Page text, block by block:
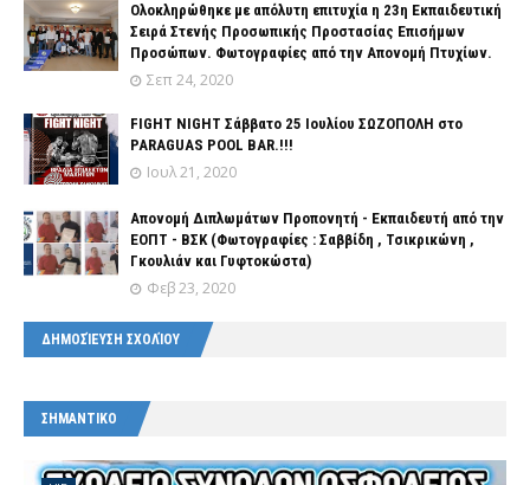
Ολοκληρώθηκε με απόλυτη επιτυχία η 23η Εκπαιδευτική
Σειρά Στενής Προσωπικής Προστασίας Επισήμων
Προσώπων. Φωτογραφίες από την Απονομή Πτυχίων.
Σεπ 24, 2020
FIGHT NIGHT Σάββατο 25 Ιουλίου ΣΩΖΟΠΟΛΗ στο
PARAGUAS POOL BAR.!!!
Ιουλ 21, 2020
Απονομή Διπλωμάτων Προπονητή - Εκπαιδευτή από την
ΕΟΠΤ - ΒΣΚ (Φωτογραφίες : Σαββίδη , Τσικρικώνη ,
Γκουλιάν και Γυφτοκώστα)
Φεβ 23, 2020
ΔΗΜΟΣΊΕΥΣΗ ΣΧΟΛΊΟΥ
ΣΗΜΑΝΤΙΚΟ